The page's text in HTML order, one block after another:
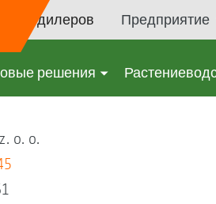
Поиск дилеров Предприятие
решения
o. o.